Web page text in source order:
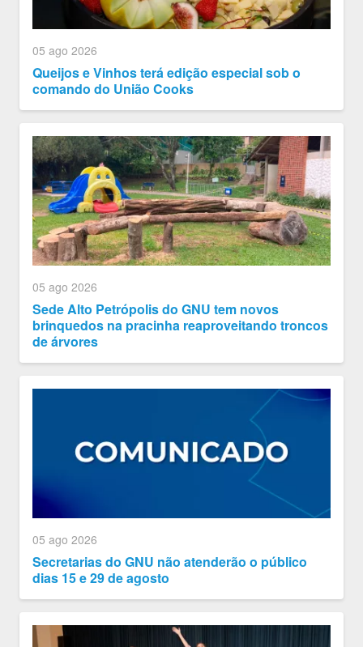
05 ago 2026
Queijos e Vinhos terá edição especial sob o
comando do União Cooks
05 ago 2026
Sede Alto Petrópolis do GNU tem novos
brinquedos na pracinha reaproveitando troncos
de árvores
05 ago 2026
Secretarias do GNU não atenderão o público
dias 15 e 29 de agosto